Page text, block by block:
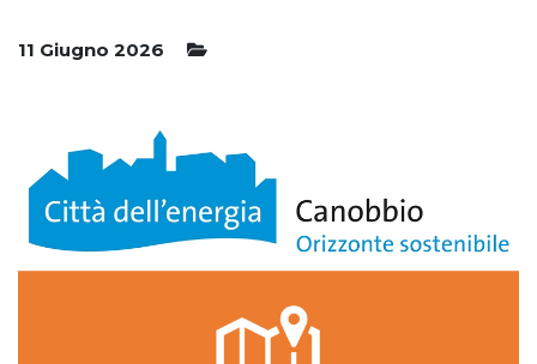
11 Giugno 2026